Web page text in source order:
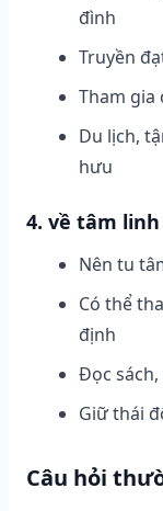
đình
Truyền
Tham gia
Du lịch,
hưu
4. về tâm linh
Nên tu
Có thể
định
Đọc
Giữ thái
Câu hỏi